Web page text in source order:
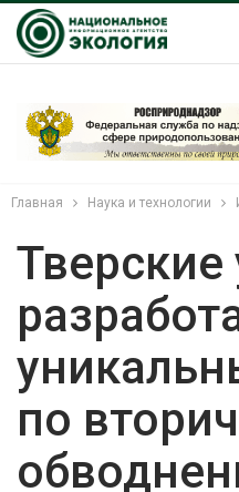
Главная Наука и технологии
по